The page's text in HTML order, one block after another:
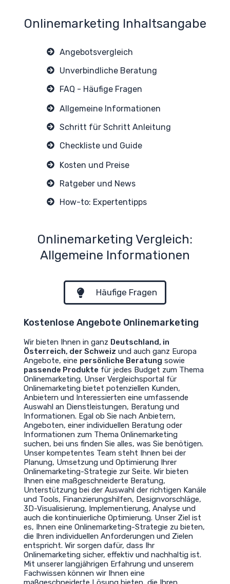
Onlinemarketing Inhaltsangabe
Angebotsvergleich
Unverbindliche Beratung
FAQ - Häufige Fragen
Allgemeine Informationen
Schritt für Schritt Anleitung
Checkliste und Guide
Kosten und Preise
Ratgeber und News
How-to: Expertentipps
Onlinemarketing Vergleich:
Allgemeine Informationen
Häufige Fragen
Kostenlose Angebote Onlinemarketing
Wir bieten Ihnen in ganz Deutschland, in
Österreich, der Schweiz und auch ganz Europa
Angebote, eine persönliche Beratung sowie
passende Produkte für jedes Budget zum Thema
Onlinemarketing. Unser Vergleichsportal für
Onlinemarketing bietet potenziellen Kunden,
Anbietern und Interessierten eine umfassende
Auswahl an Dienstleistungen, Beratung und
Informationen. Egal ob Sie nach Anbietern,
Angeboten, einer individuellen Beratung oder
Informationen zum Thema Onlinemarketing
suchen, bei uns finden Sie alles, was Sie benötigen.
Unser kompetentes Team steht Ihnen bei der
Planung, Umsetzung und Optimierung Ihrer
Onlinemarketing-Strategie zur Seite. Wir bieten
Ihnen eine maßgeschneiderte Beratung,
Unterstützung bei der Auswahl der richtigen Kanäle
und Tools, Finanzierungshilfen, Designvorschläge,
3D-Visualisierung, Implementierung, Analyse und
auch die kontinuierliche Optimierung. Unser Ziel ist
es, Ihnen eine Onlinemarketing-Strategie zu bieten,
die Ihren individuellen Anforderungen und Zielen
entspricht. Wir sorgen dafür, dass Ihr
Onlinemarketing sicher, effektiv und nachhaltig ist.
Mit unserer langjährigen Erfahrung und unserem
Fachwissen können wir Ihnen eine